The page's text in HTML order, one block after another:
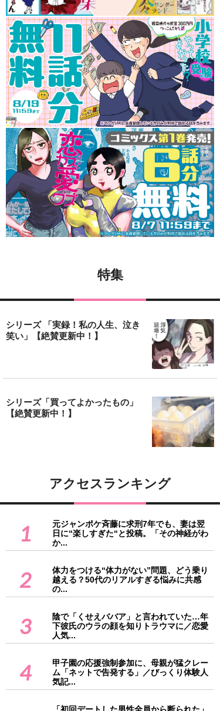
特集
シリーズ 「実録！私の人生、泣き
笑い」【絶賛更新中！】
シリーズ「買ってよかったもの」
【絶賛更新中！】
アクセスランキング
1
元ジャンポケ斉藤に求刑7年でも、妻は翌
日に“楽しすぎた“と投稿。「その神経がわ
か...
2
体力をつける“体力がない”問題、どう乗り
越える？50代のリアルすぎる悩みに共感
の...
3
陰で「くせえババア」と言われていた…年
下彼氏のウラの顔を知りトラウマに／恋愛
人気...
4
甲子園の応援強制参加に、母親が猛クレー
ム「ネットで告発する」／びっくり体験人
気記...